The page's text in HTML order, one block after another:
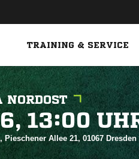
TRAINING & SERVICE
 
Allee 21, 01067 Dresden